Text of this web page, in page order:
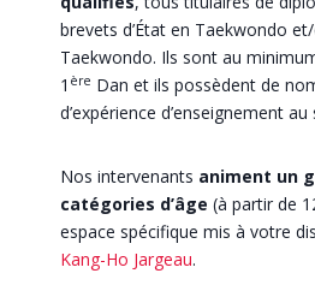
brevets d’État en Taekwondo
Taekwondo. Ils sont au
1 ère Dan et ils possèdent de
d’expérience d’enseignement
Nos intervenants animent un
catégories d’âge (à partir de
espace spécifique mis à votre
Kang-Ho Jargeau.